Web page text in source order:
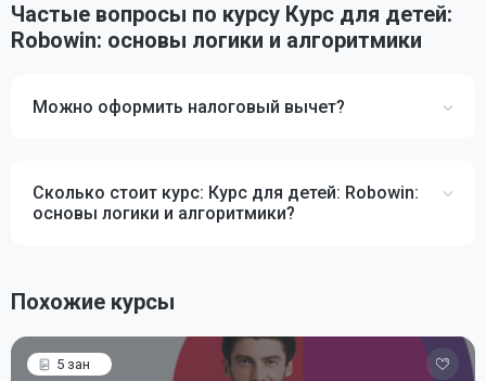
Частые вопросы по курсу Курс для детей:
Robowin: основы логики и алгоритмики
Можно оформить налоговый вычет?
Сколько стоит курс: Курс для детей: Robowin:
основы логики и алгоритмики?
Похожие курсы
5 зан